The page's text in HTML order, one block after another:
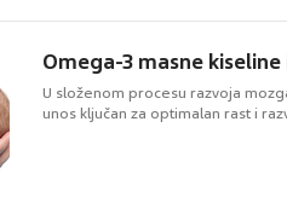
Omega-3 masne
U složenom procesu razvoja
unos ključan za optimalan rast i